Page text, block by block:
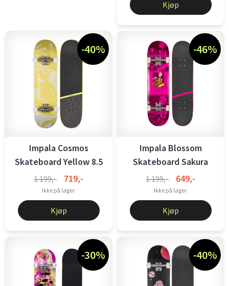
Kjøp
-40%
Impala Cosmos
Skateboard Yellow 8.5
1.199,- 719,-
Ikke på lager
Kjøp
-46%
Impala Blossom
Skateboard Sakura
8.25
1.199,- 649,-
Ikke på lager
Kjøp
-30% -40%